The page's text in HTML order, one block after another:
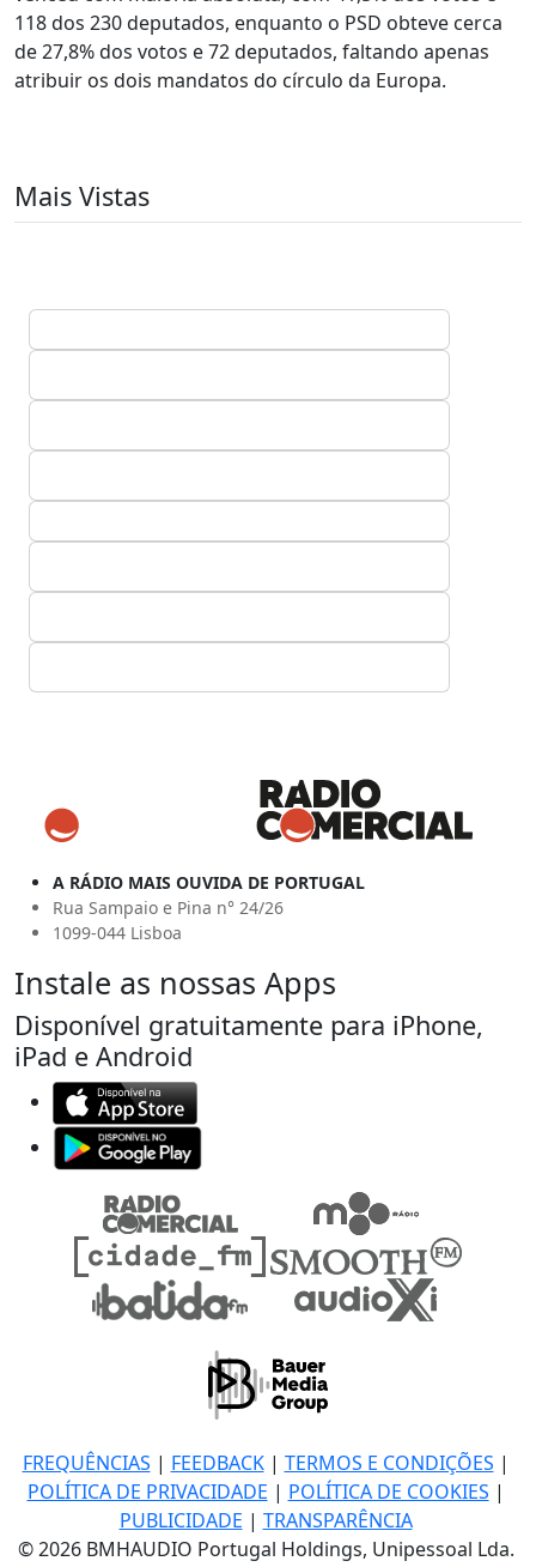
118 dos 230 deputados, enquanto o PSD obteve cerca
de 27,8% dos votos e 72 deputados, faltando apenas
atribuir os dois mandatos do círculo da Europa.
Mais Vistas
A RÁDIO MAIS OUVIDA DE PORTUGAL
Rua Sampaio e Pina n° 24/26
1099-044 Lisboa
Instale as nossas Apps
Disponível gratuitamente para iPhone,
iPad e Android
FREQUÊNCIAS | FEEDBACK| TERMOS E CONDIÇÕES |
POLÍTICA DE PRIVACIDADE | POLÍTICA DE COOKIES |
PUBLICIDADE | TRANSPARÊNCIA
© 2026 BMHAUDIO Portugal Holdings, Unipessoal Lda.